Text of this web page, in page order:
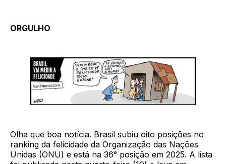
ORGULHO
Olha que boa notícia. Brasil subiu oito posições no
ranking da felicidade da Organização das Nações
Unidas (ONU) e está na 36° posição em 2025. A lista